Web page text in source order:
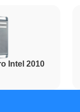
Intel 2010